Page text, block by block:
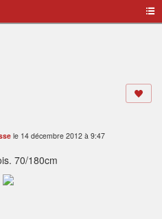
le 14 décembre 2012 à 9:47
70/180cm